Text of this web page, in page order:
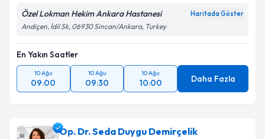
Özel Lokman Hekim Ankara Hastanesi Haritada Göster
Andiçen, İdil Sk, 06930 Sincan/Ankara, Turkey
En Yakın Saatler
10 Ağu
09:00
10 Ağu
09:30
10 Ağu
10:00 Daha Fazla
Op. Dr. Seda Duygu Demirçelik